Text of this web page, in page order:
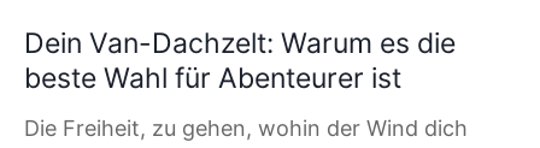
Dein Van-Dachzelt: Warum es die
beste Wahl für Abenteurer ist
Die Freiheit, zu gehen, wohin der Wind dich